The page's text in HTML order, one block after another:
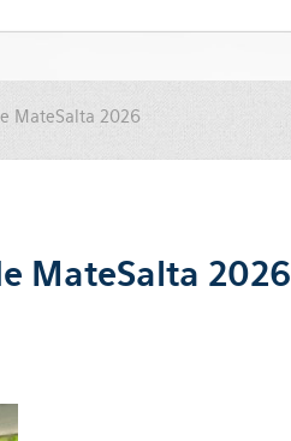
MateSalta 2026
MateSalta 2026